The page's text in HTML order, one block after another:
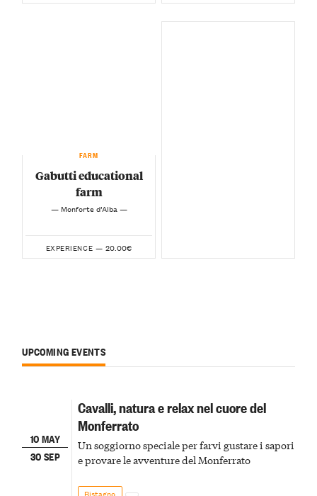
FARM
Gabutti educational
farm
— Monforte d’Alba —
EXPERIENCE — 20.00€
UPCOMING EVENTS
10 MAY
30 SEP
Cavalli, natura e relax nel cuore del
Monferrato
Un soggiorno speciale per farvi gustare i sapori
e provare le avventure del Monferrato
Bistagno